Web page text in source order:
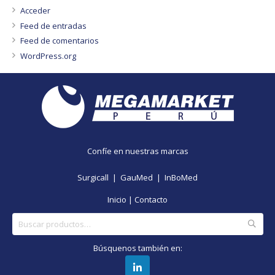
Acceder
Feed de entradas
Feed de comentarios
WordPress.org
Confíe en nuestras marcas
Surgicall | GauMed | InBoMed
Inicio | Contacto
por:
Búsquenos también en: